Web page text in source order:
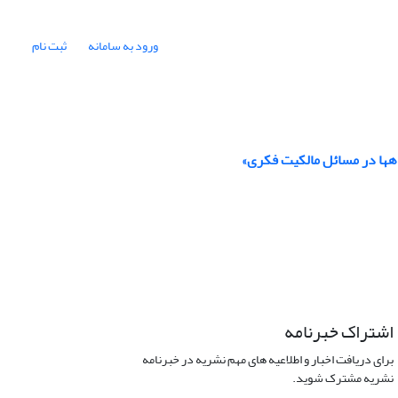
ورود به سامانه ثبت نام
در مسائل مالکیت فکری»
اشتراک خبرنامه
برای دریافت اخبار و اطلاعیه های مهم نشریه در خبرنامه
نشریه مشترک شوید.